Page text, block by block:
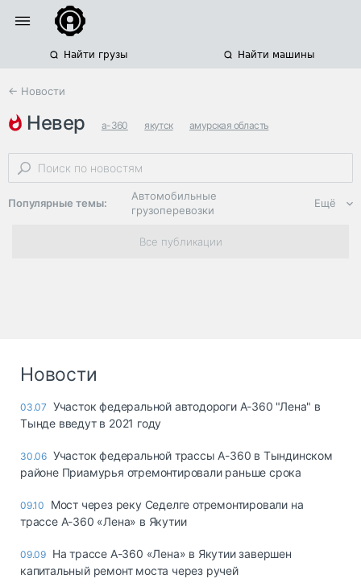
Найти грузы Найти машины
← Новости
невер а-360 якутск амурская область
Популярные темы:
Автомобильные
грузоперевозки
Региональная
логистика
опасные грузы
страхование
Склады и
грузовые
Коммерческий
транспорт
Ещё
Все публикации
Новости
03.07 Участок федеральной автодороги А-360 "Лена" в
Тынде введут в 2021 году
30.06 Участок федеральной трассы А-360 в Тындинском
районе Приамурья отремонтировали раньше срока
09.10
Мост через реку Седелге отремонтировали на
трассе А-360 «Лена» в Якутии
09.09 На трассе А-360 «Лена» в Якутии завершен
капитальный ремонт моста через ручей